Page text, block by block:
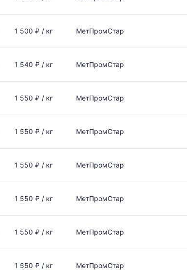
1 500 ₽ / кг МетПромСтар
1 540 ₽ / кг МетПромСтар
1 550 ₽ / кг МетПромСтар
1 550 ₽ / кг МетПромСтар
1 550 ₽ / кг МетПромСтар
1 550 ₽ / кг МетПромСтар
1 550 ₽ / кг МетПромСтар
1 550 ₽ / кг МетПромСтар